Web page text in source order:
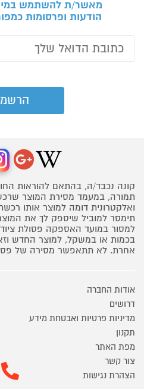
מאשר/ת להשתמש
הודעות ופרסומות
קונה נכבד/ה, בהתאם להוראות
תמורה, במעמד מסירת המוצר
ואלקטרונית דומה למוצר אותו
תימסר למוביל שיספק לך את
למסור במועד האספקה פסולת
בכמות או במשקל, למוצר החדש
אחרת. לא תתאפשר מסירה של
אודות החברה
דרושים
מדיניות פרטיות ואבטחת מידע
תקנון
מפת האתר
צור קשר
הצהרת נגישות